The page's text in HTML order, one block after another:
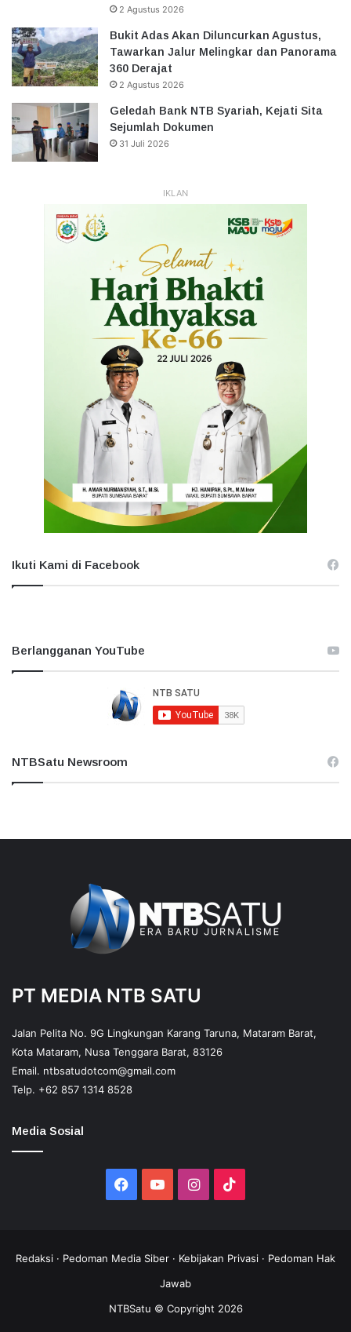
2 Agustus 2026
Bukit Adas Akan Diluncurkan Agustus,
Tawarkan Jalur Melingkar dan Panorama
360 Derajat
2 Agustus 2026
Geledah Bank NTB Syariah, Kejati Sita
Sejumlah Dokumen
31 Juli 2026
IKLAN
Ikuti Kami di Facebook
Berlangganan YouTube
NTBSatu Newsroom
PT MEDIA NTB SATU
Jalan Pelita No. 9G Lingkungan Karang Taruna, Mataram Barat,
Kota Mataram, Nusa Tenggara Barat, 83126
Email. ntbsatudotcom@gmail.com
Telp. +62 857 1314 8528
Media Sosial
Facebook
YouTubeInstagram
Redaksi · Pedoman Media Siber · Kebijakan Privasi · Pedoman Hak
Jawab
NTBSatu © Copyright 2026